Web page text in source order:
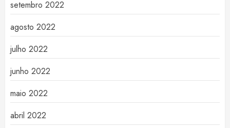
setembro 2022
agosto 2022
julho 2022
junho 2022
maio 2022
abril 2022